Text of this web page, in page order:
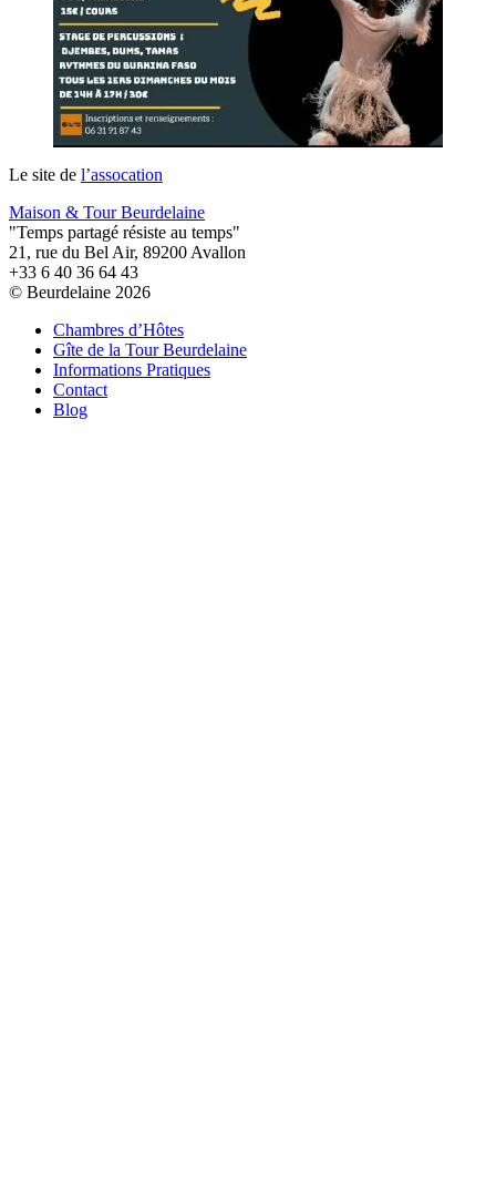
Le site de l’assocation
Maison & Tour Beurdelaine
"Temps partagé résiste au temps"
21, rue du Bel Air, 89200 Avallon
+33 6 40 36 64 43
© Beurdelaine 2026
Chambres d’Hôtes
Gîte de la Tour Beurdelaine
Informations Pratiques
Contact
Blog